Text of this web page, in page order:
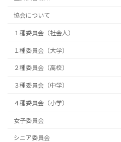
協会について
１種委員会（社会人）
１種委員会（大学）
２種委員会（高校）
３種委員会（中学）
４種委員会（小学）
女子委員会
シニア委員会